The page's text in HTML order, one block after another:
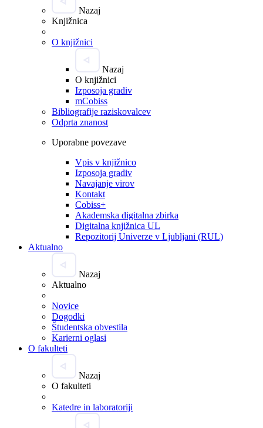
Nazaj
Knjižnica
O knjižnici
Nazaj
O knjižnici
Izposoja gradiv
mCobiss
Bibliografije raziskovalcev
Odprta znanost
Uporabne povezave
Vpis v knjižnico
Izposoja gradiv
Navajanje virov
Kontakt
Cobiss+
Akademska digitalna zbirka
Digitalna knjižnica UL
Repozitorij Univerze v Ljubljani (RUL)
Aktualno
Nazaj
Aktualno
Novice
Dogodki
Študentska obvestila
Karierni oglasi
O fakulteti
Nazaj
O fakulteti
Katedre in laboratoriji